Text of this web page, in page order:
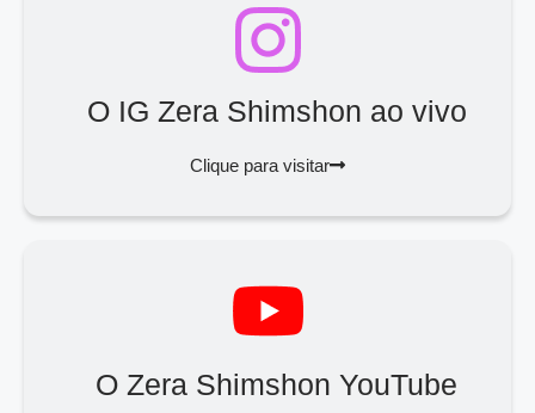
O IG Zera Shimshon ao vivo
Clique para visitar
O Zera Shimshon YouTube